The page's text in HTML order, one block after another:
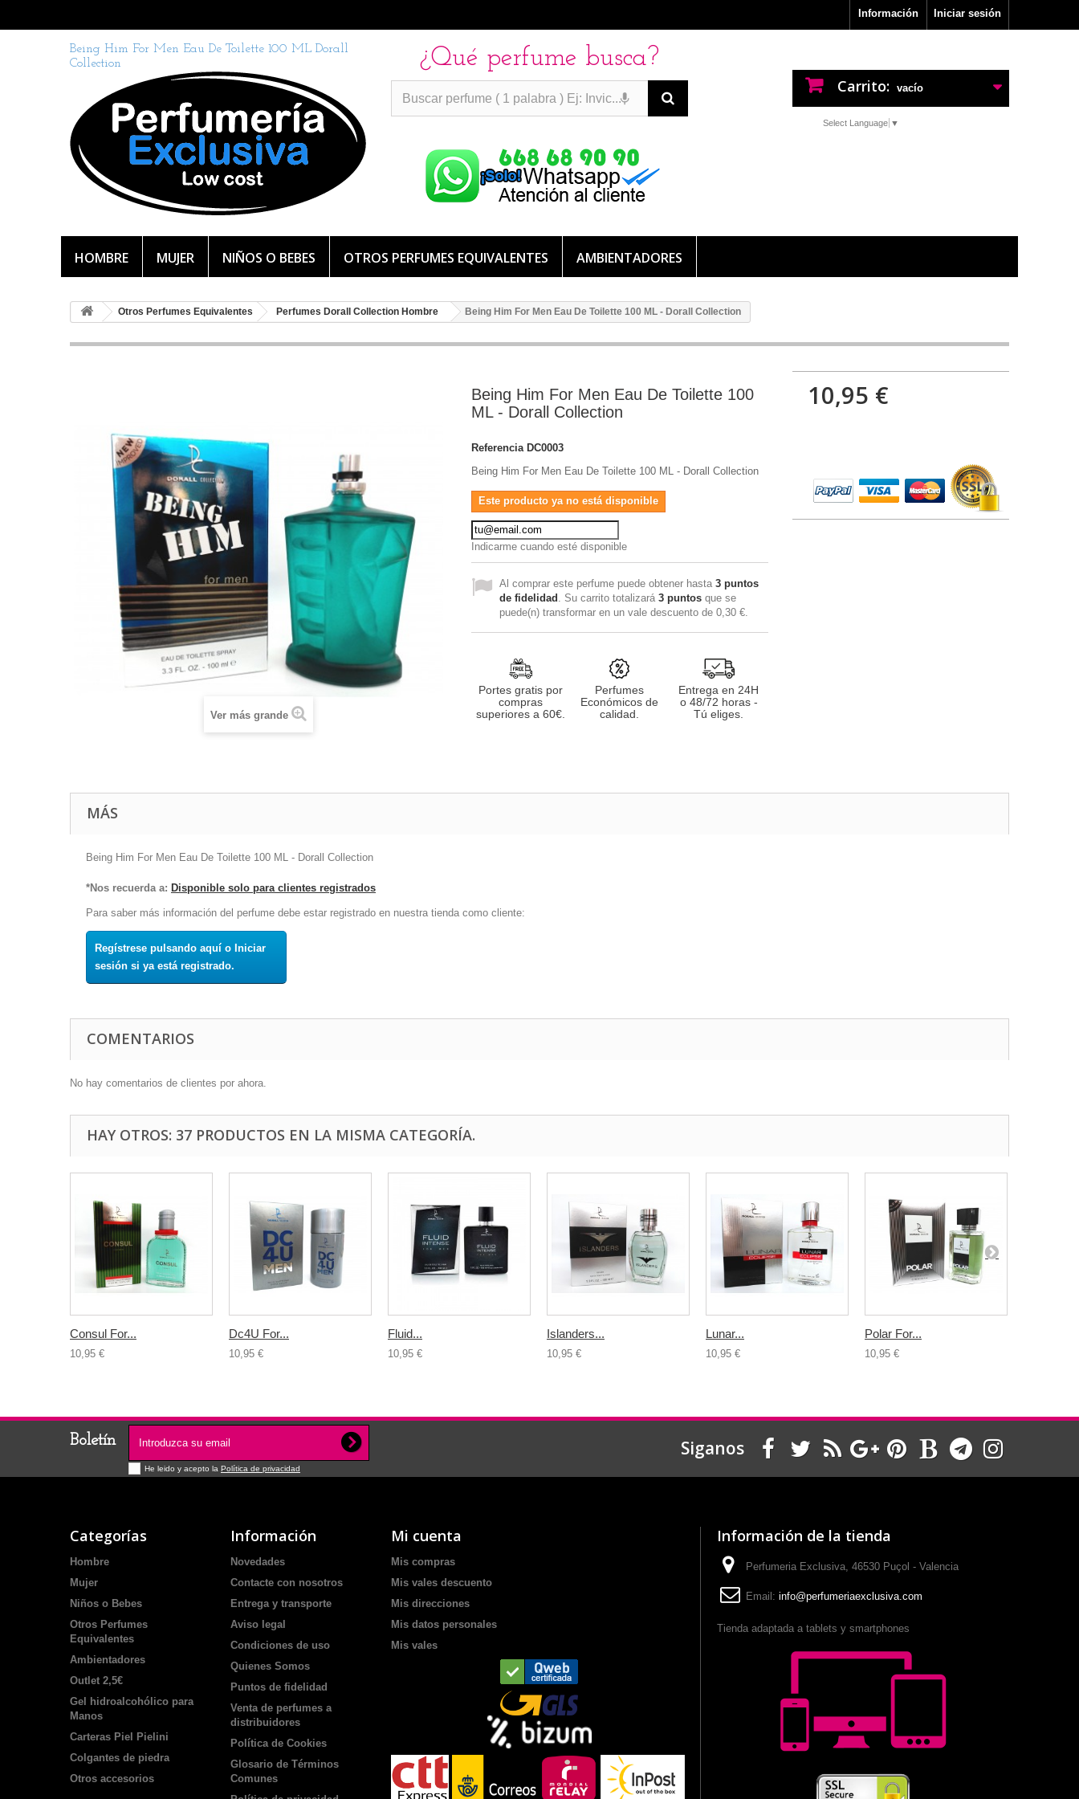
Iniciar sesión
Información
Being Him For Men Eau De Toilette 100 ML Dorall
Collection
¿Qué perfume busca?
Carrito: vacío
Select Language ▼
HOMBRE MUJER NIÑOS O BEBES OTROS PERFUMES EQUIVALENTES AMBIENTADORES
Otros Perfumes Equivalentes Perfumes Dorall Collection Hombre Being Him For Men Eau De Toilette 100 ML - Dorall Collection
Ver más grande
Being Him For Men Eau De Toilette 100
ML - Dorall Collection
Referencia DC0003
Being Him For Men Eau De Toilette 100 ML - Dorall Collection
Este producto ya no está disponible
Indicarme cuando esté disponible
Al comprar este perfume puede obtener hasta 3 puntos
de fidelidad . Su carrito totalizará 3 puntos que se
puede(n) transformar en un vale descuento de 0,30 €.
Portes gratis por
compras
superiores a 60€.
Perfumes
Económicos de
calidad.
Entrega en 24H
o 48/72 horas -
Tú eliges.
10,95 €
MÁS
Being Him For Men Eau De Toilette 100 ML - Dorall Collection
*Nos recuerda a: Disponible solo para clientes registrados
Para saber más información del perfume debe estar registrado en nuestra tienda como cliente:
Regístrese pulsando aquí o Iniciar
sesión si ya está registrado.
COMENTARIOS
No hay comentarios de clientes por ahora.
HAY OTROS: 37 PRODUCTOS EN LA MISMA CATEGORÍA.
Consul For...
10,95 €
Dc4U For...
10,95 €
Fluid...
10,95 €
Islanders...
10,95 €
Lunar...
10,95 €
Polar For...
10,95 €
Boletín
He leido y acepto la Política de privacidad
Siganos
Categorías
Hombre
Mujer
Niños o Bebes
Otros Perfumes
Equivalentes
Ambientadores
Outlet 2,5€
Gel hidroalcohólico para
Manos
Carteras Piel Pielini
Colgantes de piedra
Otros accesorios
Información
Novedades
Contacte con nosotros
Entrega y transporte
Aviso legal
Condiciones de uso
Quienes Somos
Puntos de fidelidad
Venta de perfumes a
distribuidores
Política de Cookies
Glosario de Términos
Comunes
Mi cuenta
Mis compras
Mis vales descuento
Mis direcciones
Mis datos personales
Mis vales
Información de la tienda
Perfumeria Exclusiva, 46530 Puçol - Valencia
Email: info@perfumeriaexclusiva.com
Tienda adaptada a tablets y smartphones